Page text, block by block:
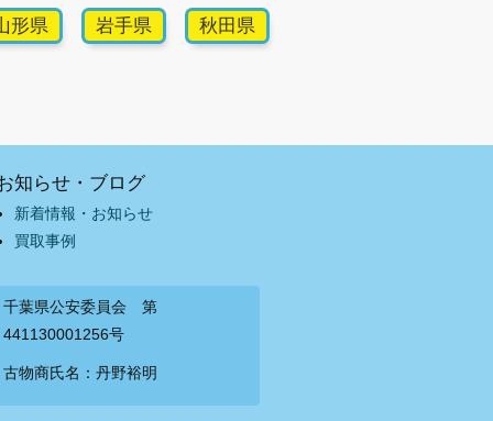
形県 岩手県 秋田県
知らせ・ブログ
新着情報・お知らせ
買取事例
千葉県公安委員会 第
441130001256号
古物商氏名：丹野裕明